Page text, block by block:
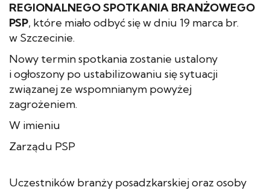
REGIONALNEGO SPOTKANIA BRANŻOWEGO
PSP, które miało odbyć się w dniu 19 marca br.
w Szczecinie.
Nowy termin spotkania zostanie ustalony
i ogłoszony po ustabilizowaniu się sytuacji
związanej ze wspomnianym powyżej
zagrożeniem.
W imieniu
Zarządu PSP
Uczestników branży posadzkarskiej oraz osoby